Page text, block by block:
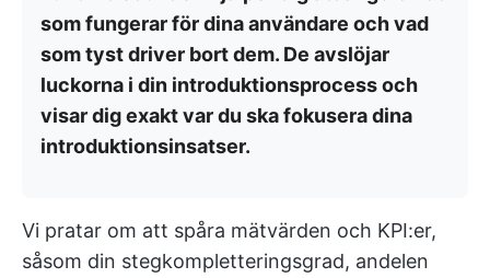
som fungerar för dina användare och vad
som tyst driver bort dem. De avslöjar
luckorna i din introduktionsprocess och
visar dig exakt var du ska fokusera dina
introduktionsinsatser.
Vi pratar om att spåra mätvärden och KPI:er,
såsom din stegkompletteringsgrad, andelen